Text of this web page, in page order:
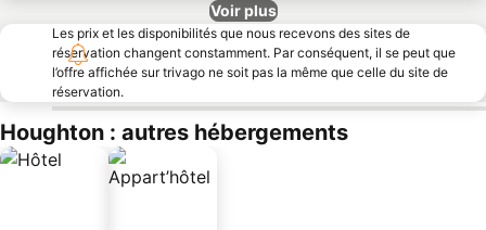
Voir plus
Les prix et les disponibilités que nous recevons des sites de
réservation changent constamment. Par conséquent, il se peut que
l’offre affichée sur trivago ne soit pas la même que celle du site de
réservation.
Houghton : autres hébergements